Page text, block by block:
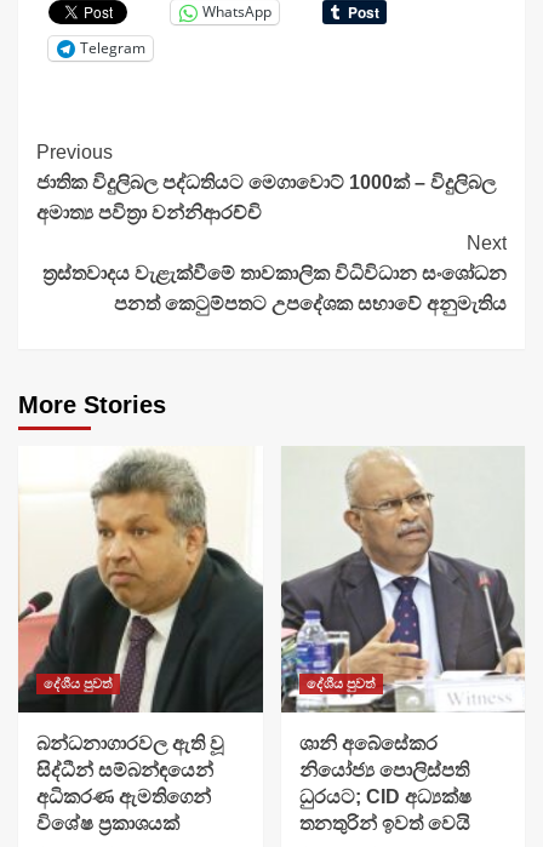
WhatsApp
Telegram
Continue
Reading
Previous
ජාතික විදුලිබල පද්ධතියට මෙගාවොට් 1000ක් – විදුලිබල
අමාත්‍ය පවිත්‍රා වන්නිආරච්චි
Next
ත්‍රස්තවාදය වැළැක්වීමේ තාවකාලික විධිවිධාන සංශෝධන
පනත් කෙටුම්පතට උපදේශක සභාවේ අනුමැතිය
More Stories
දේශීය පුවත්
බන්ධනාගාරවල ඇති වූ
සිද්ධීන් සම්බන්ඳයෙන්
අධිකරණ ඇමතිගෙන්
විශේෂ ප්‍රකාශයක්
දේශීය පුවත්
ශානි අබේසේකර
නියෝජ්‍ය පොලිස්පති
ධුරයට; CID අධ්‍යක්ෂ
තනතුරින් ඉවත් වෙයි